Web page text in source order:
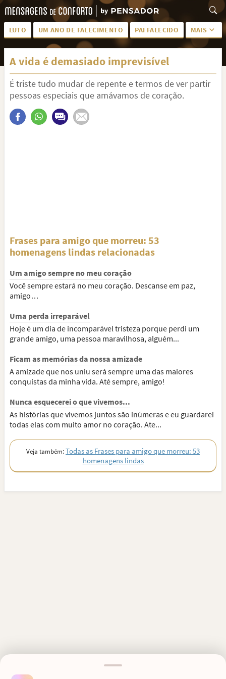
LUTO UM ANO DE FALECIMENTO PAI FALECIDO MAIS
LUTO PARA AMIGA PALAVRAS
PÊSAMES PARA AMIGA DESCANSE EM PAZ
FRASES DE LUTO PARA AMIGO
A vida é demasiado imprevisível
É triste tudo mudar de repente e termos de ver partir
pessoas especiais que amávamos de coração.
Frases para amigo que morreu: 53
homenagens lindas relacionadas
Um amigo sempre no meu coração
Você sempre estará no meu coração. Descanse em paz,
amigo…
Uma perda irreparável
Hoje é um dia de incomparável tristeza porque perdi um
grande amigo, uma pessoa maravilhosa, alguém...
Ficam as memórias da nossa amizade
A amizade que nos uniu será sempre uma das maiores
conquistas da minha vida. Até sempre, amigo!
Nunca esquecerei o que vivemos...
As histórias que vivemos juntos são inúmeras e eu guardarei
todas elas com muito amor no coração. Ate...
Veja também:Todas as Frases para amigo que morreu: 53
homenagens lindas
MENSAGENS RELACIONADAS